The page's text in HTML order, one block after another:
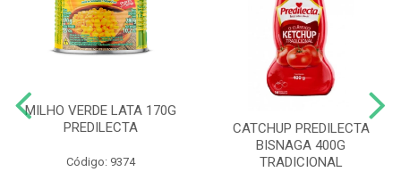
MILHO VERDE LATA 170G
PREDILECTA
Código: 9374
CATCHUP PREDILECTA
BISNAGA 400G
TRADICIONAL